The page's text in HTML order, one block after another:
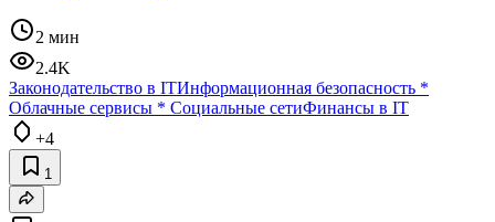
2 мин
2.4K
Законодательство в ITИнформационная безопасность *
Облачные сервисы * Социальные сетиФинансы в IT
+4
1